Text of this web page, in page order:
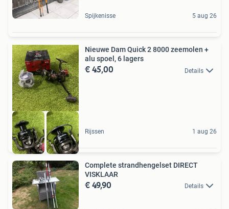
Spijkenisse 5 aug 26
Nieuwe Dam Quick 2 8000 zeemolen +
alu spoel, 6 lagers
€ 45,00 Details
Rijssen 1 aug 26
Complete strandhengelset DIRECT
VISKLAAR
€ 49,90 Details